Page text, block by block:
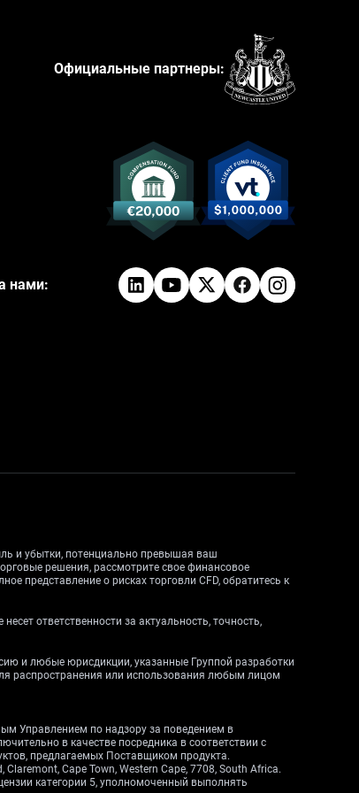
Официальные партнеры:
нами:
и убытки, потенциально превышая ваш
решения, рассмотрите свое финансовое
представление о рисках торговли CFD, обратитесь к
ответственности за актуальность, точность,
и любые юрисдикции, указанные Группой разработки
распространения или использования любым лицом
Управлением по надзору за поведением в
в качестве посредника в соответствии с
предлагаемых Поставщиком продукта.
Cape Town, Western Cape, 7708, South Africa.
категории 5, уполномоченный выполнять